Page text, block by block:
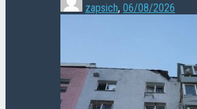
zapsich, 06/08/2026